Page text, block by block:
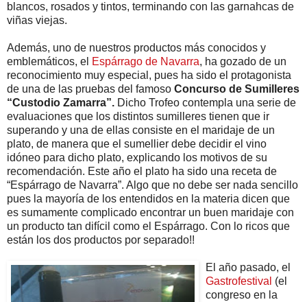
blancos, rosados y tintos, terminando con las garnahcas de
viñas viejas.
Además, uno de nuestros productos más conocidos y
emblemáticos, el Espárrago de Navarra, ha gozado de un
reconocimiento muy especial, pues ha sido el protagonista
de una de las pruebas del famoso Concurso de Sumilleres
“Custodio Zamarra”. Dicho Trofeo contempla una serie de
evaluaciones que los distintos sumilleres tienen que ir
superando y una de ellas consiste en el maridaje de un
plato, de manera que el sumellier debe decidir el vino
idóneo para dicho plato, explicando los motivos de su
recomendación. Este año el plato ha sido una receta de
“Espárrago de Navarra”. Algo que no debe ser nada sencillo
pues la mayoría de los entendidos en la materia dicen que
es sumamente complicado encontrar un buen maridaje con
un producto tan difícil como el Espárrago. Con lo ricos que
están los dos productos por separado!!
El año pasado, el
Gastrofestival (el
congreso en la